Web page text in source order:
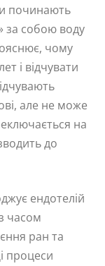
починають
за собою воду
чому
і відчувати
але не може
на
до
ендотелій
часом
ран та
процеси